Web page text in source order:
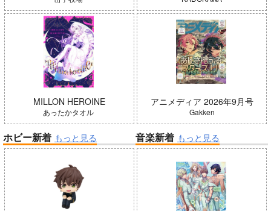
MILLON HEROINE
あったかタオル
アニメディア 2026年9月号
Gakken
ホビー新着 もっと見る 音楽新着 もっと見る